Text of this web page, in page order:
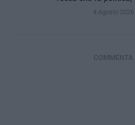
4 Agosto 2026
COMMENTA